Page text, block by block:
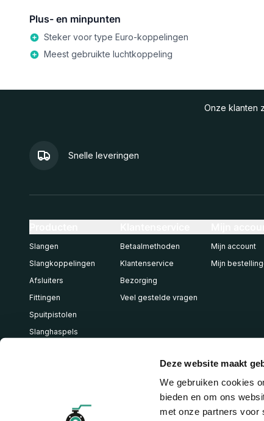
Deze website maakt
We gebruiken cookies
bieden en om ons
met onze partners voor
Plus- en minpunten
Steker voor type Euro-koppelingen
Meest gebruikte luchtkoppeling
Onze klanten
Snelle leveringen
Slangen
Slangkoppelingen
Afsluiters
Fittingen
Spuitpistolen
Slanghaspels
Betaalmethoden
Klantenservice
Bezorging
Veel gestelde vragen
Mijn account
Mijn